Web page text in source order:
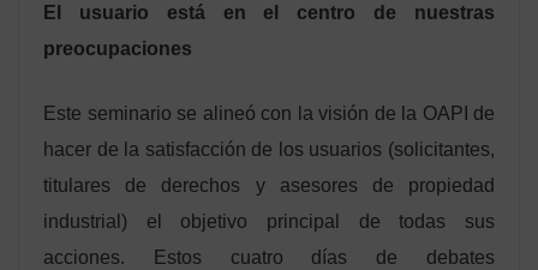
El usuario está en el centro de nuestras
preocupaciones
Este seminario se alineó con la visión de la OAPI de
hacer de la satisfacción de los usuarios (solicitantes,
titulares de derechos y asesores de propiedad
industrial) el objetivo principal de todas sus
acciones. Estos cuatro días de debates